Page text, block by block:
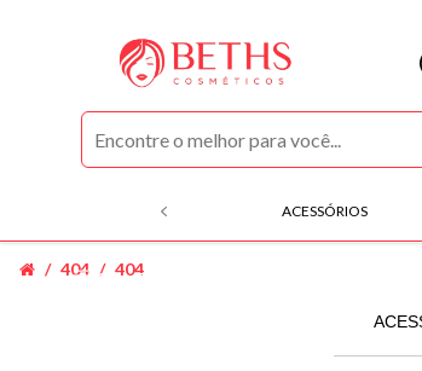
ACESSÓRIOS
COMPRE POR CATEGORIAS
404 404